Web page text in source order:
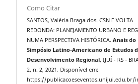
Como Citar
SANTOS, Valéria Braga dos. CSN E VOLTA
REDONDA: PLANEJAMENTO URBANO E
NUMA PERSPECTIVA HISTÓRICA.Anais do
Simpósio Latino-Americano de Estudos
Desenvolvimento Regional, IJUÍ - RS -
2, n. 2, 2021. Disponível em:
https://publicacoeseventos.unijui.edu.br/